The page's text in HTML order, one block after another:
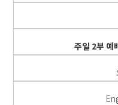
주일 2부